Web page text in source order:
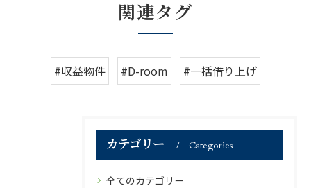
関連タグ
#収益物件 #D-room #一括借り上げ
カテゴリー Categories
全てのカテゴリー